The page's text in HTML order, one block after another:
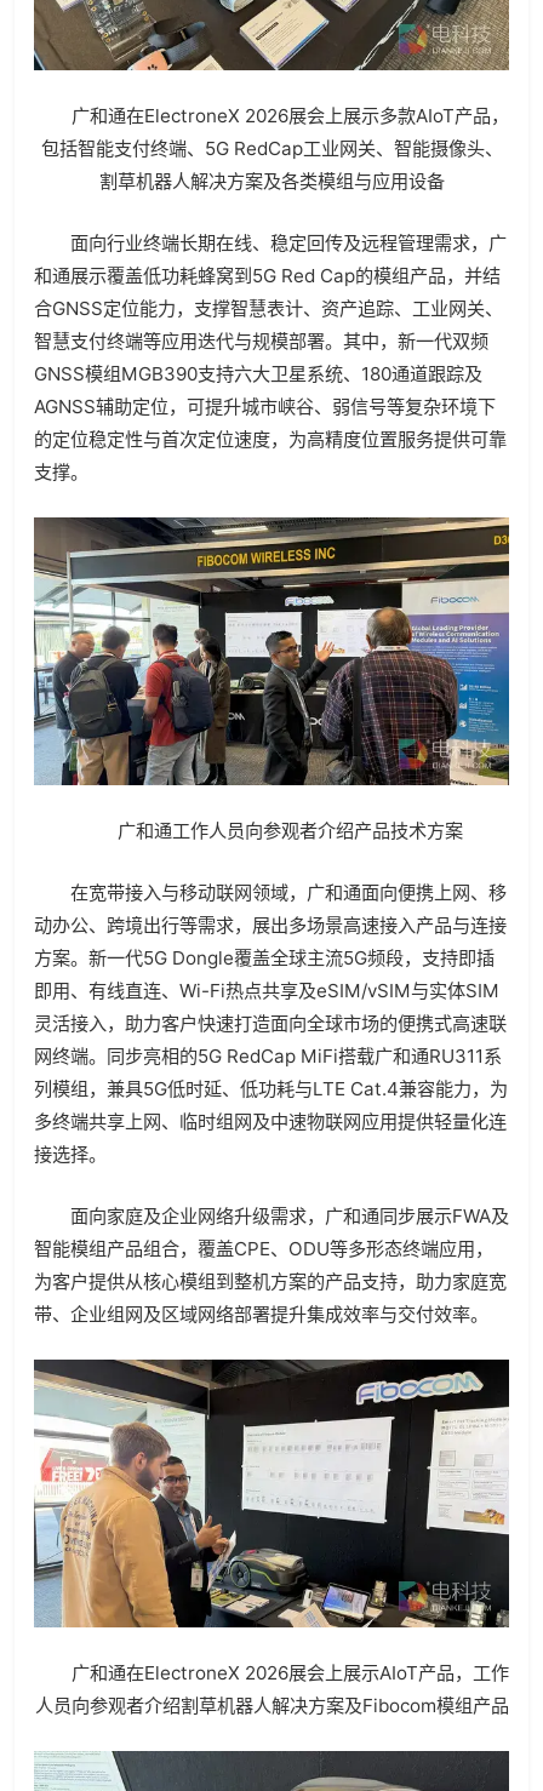
广和通在ElectroneX 2026展会上展示多款AIoT产品，
包括智能支付终端、5G RedCap工业网关、智能摄像头、
割草机器人解决方案及各类模组与应用设备
面向行业终端长期在线、稳定回传及远程管理需求，广
和通展示覆盖低功耗蜂窝到5G Red Cap的模组产品，并结
合GNSS定位能力，支撑智慧表计、资产追踪、工业网关、
智慧支付终端等应用迭代与规模部署。其中，新一代双频
GNSS模组MGB390支持六大卫星系统、180通道跟踪及
AGNSS辅助定位，可提升城市峡谷、弱信号等复杂环境下
的定位稳定性与首次定位速度，为高精度位置服务提供可靠
支撑。
广和通工作人员向参观者介绍产品技术方案
在宽带接入与移动联网领域，广和通面向便携上网、移
动办公、跨境出行等需求，展出多场景高速接入产品与连接
方案。新一代5G Dongle覆盖全球主流5G频段，支持即插
即用、有线直连、Wi-Fi热点共享及eSIM/vSIM与实体SIM
灵活接入，助力客户快速打造面向全球市场的便携式高速联
网终端。同步亮相的5G RedCap MiFi搭载广和通RU311系
列模组，兼具5G低时延、低功耗与LTE Cat.4兼容能力，为
多终端共享上网、临时组网及中速物联网应用提供轻量化连
接选择。
面向家庭及企业网络升级需求，广和通同步展示FWA及
智能模组产品组合，覆盖CPE、ODU等多形态终端应用，
为客户提供从核心模组到整机方案的产品支持，助力家庭宽
带、企业组网及区域网络部署提升集成效率与交付效率。
广和通在ElectroneX 2026展会上展示AIoT产品，工作
人员向参观者介绍割草机器人解决方案及Fibocom模组产品